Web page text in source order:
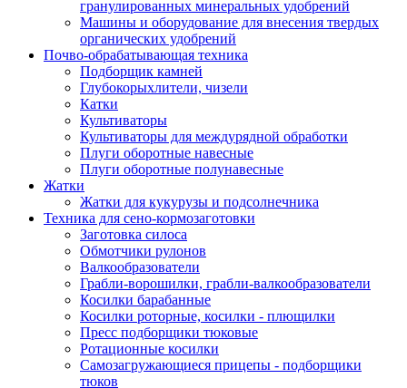
гранулированных минеральных удобрений
Машины и оборудование для внесения твердых
органических удобрений
Почво-обрабатывающая техника
Подборщик камней
Глубокорыхлители, чизели
Катки
Культиваторы
Культиваторы для междурядной обработки
Плуги оборотные навесные
Плуги оборотные полунавесные
Жатки
Жатки для кукурузы и подсолнечника
Техника для сено-кормозаготовки
Заготовка силоса
Обмотчики рулонов
Валкообразователи
Грабли-ворошилки, грабли-валкообразователи
Косилки барабанные
Косилки роторные, косилки - плющилки
Пресс подборщики тюковые
Ротационные косилки
Самозагружающиеся прицепы - подборщики
тюков